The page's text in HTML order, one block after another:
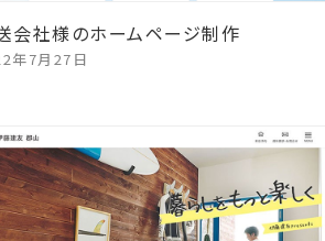
会社様のホームページ制作
年7月27日